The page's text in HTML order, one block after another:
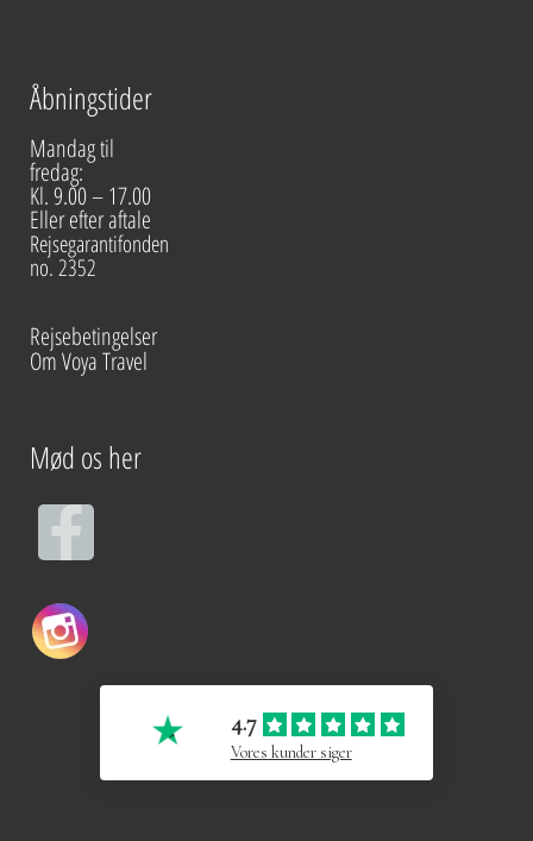
Åbningstider
Mandag til
fredag:
Kl. 9.00 – 17.00
Eller efter aftale
Rejsegarantifonden
no. 2352
Rejsebetingelser
Om Voya Travel
Mød os her
F
a
c
4.7
Vores kunder siger